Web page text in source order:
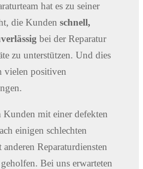
hat es zu seiner
die Kundenschnell,
bei der Reparatur
zu unterstützen. Und dies
vielen positiven
Kunden mit einer defekten
einigen schlechten
Reparaturdiensten
Bei uns erwarteten